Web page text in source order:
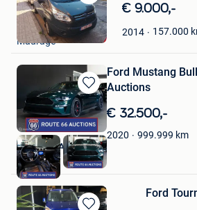
Bewaren
in
Mijn
Favorieten
€ 9.000,-
2014 157.000
Bodson
Maurage
Bewaren
in
Mijn
Favorieten
Ford Mustang
Auctions
€ 32.500,-
2020 999.999 km
Route 66 Auctions
Waalwijk
Ford